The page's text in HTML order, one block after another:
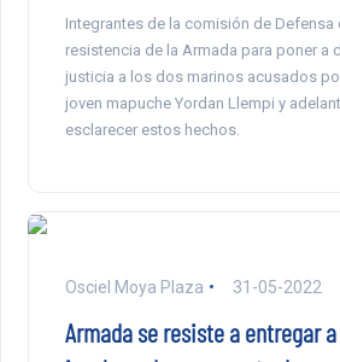
Integrantes de la comisión de Defensa
resistencia de la Armada para poner a
justicia a los dos marinos acusados
joven mapuche Yordan Llempi y
esclarecer estos hechos.
Osciel Moya Plaza 31-05-2022
Armada se resiste a entregar